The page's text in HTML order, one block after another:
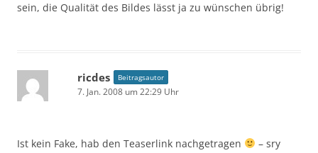
sein, die Qualität des Bildes lässt ja zu wünschen übrig!
ricdes Beitragsautor
7. Jan. 2008 um 22:29 Uhr
Ist kein Fake, hab den Teaserlink nachgetragen
– sry